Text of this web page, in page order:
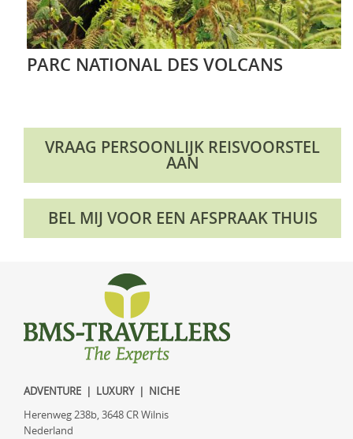
PARC NATIONAL DES VOLCANS
VRAAG PERSOONLIJK REISVOORSTEL
AAN
BEL MIJ VOOR EEN AFSPRAAK THUIS
ADVENTURE | LUXURY | NICHE
Herenweg 238b, 3648 CR Wilnis
Nederland